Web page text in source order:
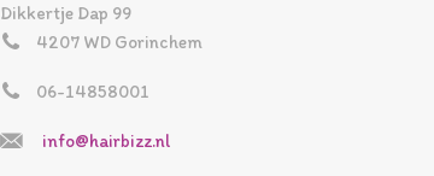
Dikkertje Dap 99
4207 WD Gorinchem
06-14858001
info@hairbizz.nl